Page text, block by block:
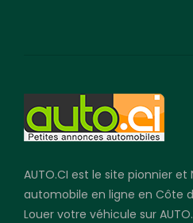
AUTO.CI est le site pionnier et
automobile en ligne en Côte
Louer votre véhicule sur